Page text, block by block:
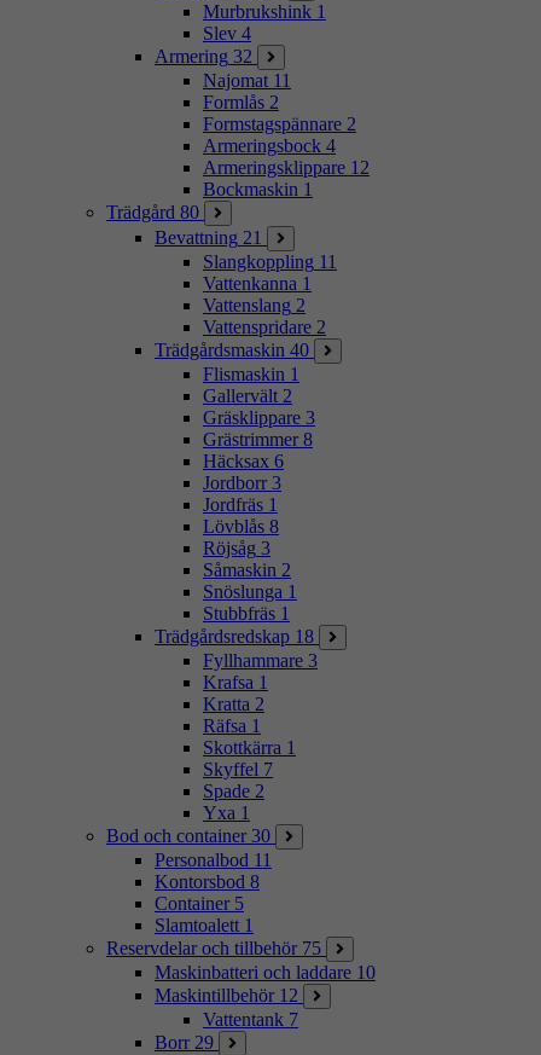
Murbrukshink 1
Slev 4
Armering 32
Najomat 11
Formlås 2
Formstagspännare 2
Armeringsbock 4
Armeringsklippare 12
Bockmaskin 1
Trädgård 80
Bevattning 21
Slangkoppling 11
Vattenkanna 1
Vattenslang 2
Vattenspridare 2
Trädgårdsmaskin 40
Flismaskin 1
Gallervält 2
Gräsklippare 3
Grästrimmer 8
Häcksax 6
Jordborr 3
Jordfräs 1
Lövblås 8
Röjsåg 3
Såmaskin 2
Snöslunga 1
Stubbfräs 1
Trädgårdsredskap 18
Fyllhammare 3
Krafsa 1
Kratta 2
Räfsa 1
Skottkärra 1
Skyffel 7
Spade 2
Yxa 1
Bod och container 30
Personalbod 11
Kontorsbod 8
Container 5
Slamtoalett 1
Reservdelar och tillbehör 75
Maskinbatteri och laddare 10
Maskintillbehör 12
Vattentank 7
Borr 29